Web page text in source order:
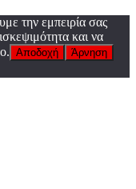
την εμπειρία σας
και να
Αποδοχή
Άρνηση